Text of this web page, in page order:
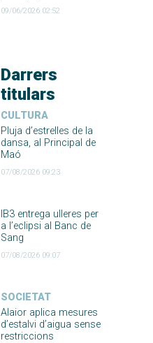
09/06/2026 02:52
Darrers
titulars
CULTURA
Pluja d’estrelles de la
dansa, al Principal de
Maó
07/08/2026 09:23
IB3 entrega ulleres per
a l’eclipsi al Banc de
Sang
07/08/2026 09:07
SOCIETAT
Alaior aplica mesures
d’estalvi d’aigua sense
restriccions